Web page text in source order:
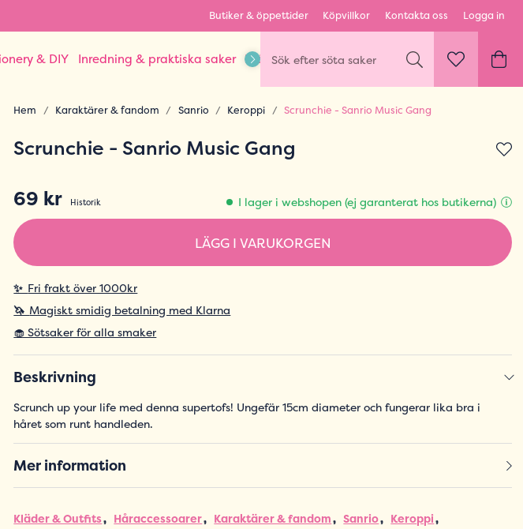
Butiker & öppettider Köpvillkor Kontakta oss Logga in
& DIY Inredning & praktiska saker Kläder & Outfits Karaktärer & fandom
Hem Karaktärer & fandom Sanrio Keroppi Scrunchie - Sanrio Music Gang
Scrunchie - Sanrio Music Gang
69 kr
Historik I lager i webshopen (ej garanterat hos butikerna)
LÄGG I VARUKORGEN
✨ Fri frakt över 1000kr
🦄 Magiskt smidig betalning med Klarna
🧁 Sötsaker för alla smaker
Beskrivning
Scrunch up your life med denna supertofs! Ungefär 15cm diameter och fungerar lika bra i
håret som runt handleden.
Mer information
Kläder & Outfits Håraccessoarer Karaktärer & fandom Sanrio
Keroppi